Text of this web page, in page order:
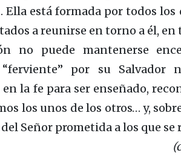
Ella está formada por todos los
a reunirse en torno a él, en
no puede mantenerse
por su Salvador
la fe para ser enseñado,
los unos de los otros… y,
Señor prometida a los que